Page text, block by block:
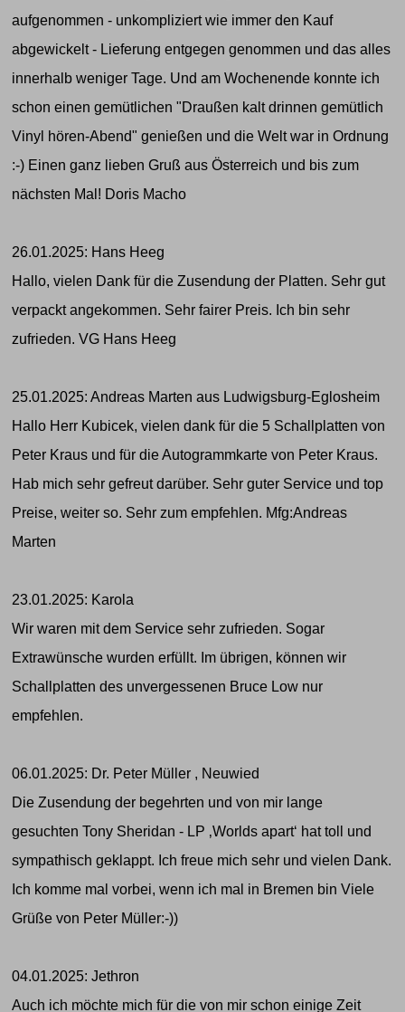
aufgenommen - unkompliziert wie immer den Kauf
abgewickelt - Lieferung entgegen genommen und das alles
innerhalb weniger Tage. Und am Wochenende konnte ich
schon einen gemütlichen "Draußen kalt drinnen gemütlich
Vinyl hören-Abend" genießen und die Welt war in Ordnung
:-) Einen ganz lieben Gruß aus Österreich und bis zum
nächsten Mal! Doris Macho
26.01.2025: Hans Heeg
Hallo, vielen Dank für die Zusendung der Platten. Sehr gut
verpackt angekommen. Sehr fairer Preis. Ich bin sehr
zufrieden. VG Hans Heeg
25.01.2025: Andreas Marten aus Ludwigsburg-Eglosheim
Hallo Herr Kubicek, vielen dank für die 5 Schallplatten von
Peter Kraus und für die Autogrammkarte von Peter Kraus.
Hab mich sehr gefreut darüber. Sehr guter Service und top
Preise, weiter so. Sehr zum empfehlen. Mfg:Andreas
Marten
23.01.2025: Karola
Wir waren mit dem Service sehr zufrieden. Sogar
Extrawünsche wurden erfüllt. Im übrigen, können wir
Schallplatten des unvergessenen Bruce Low nur
empfehlen.
06.01.2025: Dr. Peter Müller , Neuwied
Die Zusendung der begehrten und von mir lange
gesuchten Tony Sheridan - LP ‚Worlds apart‘ hat toll und
sympathisch geklappt. Ich freue mich sehr und vielen Dank.
Ich komme mal vorbei, wenn ich mal in Bremen bin Viele
Grüße von Peter Müller:-))
04.01.2025: Jethron
Auch ich möchte mich für die von mir schon einige Zeit